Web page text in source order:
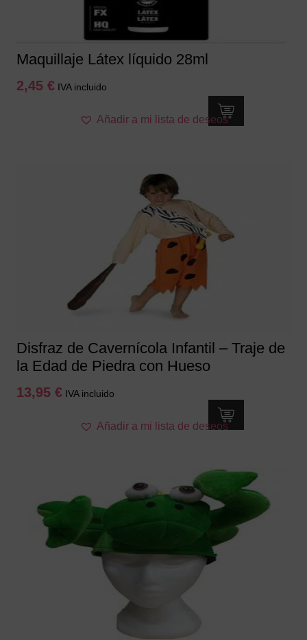
Maquillaje Látex líquido 28ml
2,45 € IVA incluido
Añadir a mi lista de deseos
Disfraz de Cavernícola Infantil – Traje de
la Edad de Piedra con Hueso
13,95 € IVA incluido
producto
variantes.
Las
opciones
elegir
Añadir a mi lista de deseos